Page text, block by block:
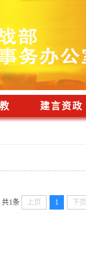
建言资政
共1条 上页 1 下页